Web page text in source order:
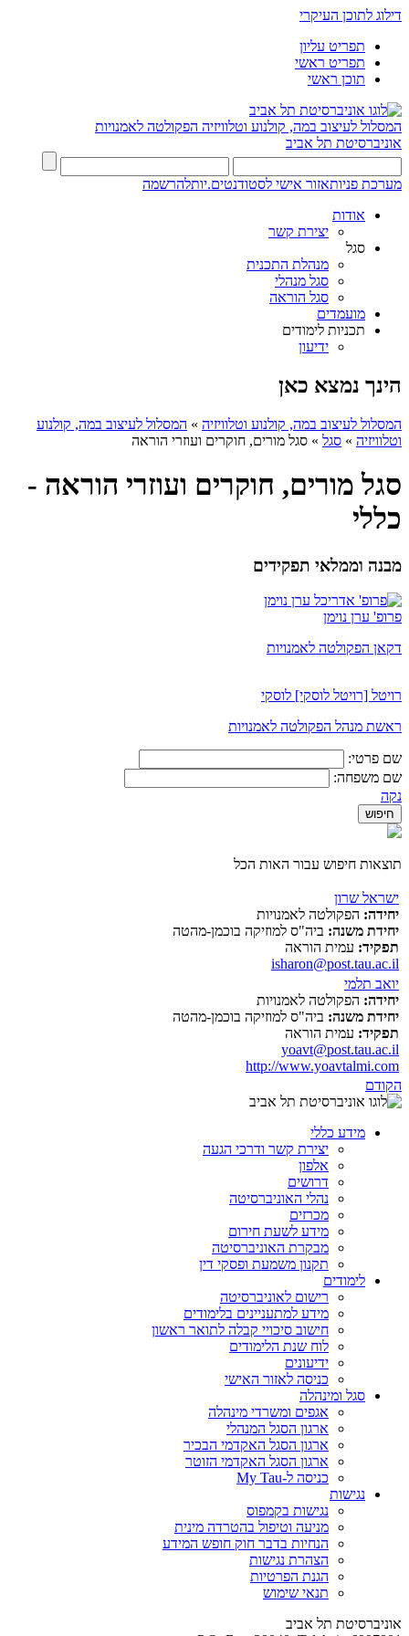
דילוג לתוכן העיקרי
תפריט עליון
תפריט ראשי
תוכן ראשי
המסלול לעיצוב במה, קולנוע וטלוויזיה הפקולטה לאמנויות
אוניברסיטת תל אביב
מערכת פניותאזור אישי לסטודנטים.יותלהרשמה
אודות
יצירת קשר
סגל
מנהלת התכנית
סגל מנהלי
סגל הוראה
מועמדים
תכניות לימודים
ידיעון
הינך נמצא כאן
המסלול לעיצוב במה, קולנוע וטלוויזיה » המסלול לעיצוב במה, קולנוע
וטלוויזיה » סגל » סגל מורים, חוקרים ועוזרי הוראה
סגל מורים, חוקרים ועוזרי הוראה -
כללי
מבנה וממלאי תפקידים
פרופ' ערן נוימן
דקאן הפקולטה לאמנויות
רויטל [רויטל לוסקי] לוסקי
ראשת מנהל הפקולטה לאמנויות
שם פרטי:
שם משפחה:
נקה
תוצאות חיפוש עבור האות הכל
ישראל שרון
יחידה: הפקולטה לאמנויות
יחידת משנה: ביה"ס למוזיקה בוכמן-מהטה
תפקיד: עמית הוראה
isharon@post.tau.ac.il
יואב תלמי
יחידה: הפקולטה לאמנויות
יחידת משנה: ביה"ס למוזיקה בוכמן-מהטה
תפקיד: עמית הוראה
yoavt@post.tau.ac.il
http://www.yoavtalmi.com
הקודם
מידע כללי
יצירת קשר ודרכי הגעה
אלפון
דרושים
נהלי האוניברסיטה
מכרזים
מידע לשעת חירום
מבקרת האוניברסיטה
תקנון משמעת ופסקי דין
לימודים
רישום לאוניברסיטה
מידע למתעניינים בלימודים
חישוב סיכויי קבלה לתואר ראשון
לוח שנת הלימודים
ידיעונים
כניסה לאזור האישי
סגל ומינהלה
אגפים ומשרדי מינהלה
ארגון הסגל המנהלי
ארגון הסגל האקדמי הבכיר
ארגון הסגל האקדמי הזוטר
כניסה ל-My Tau
נגישות
נגישות בקמפוס
מניעה וטיפול בהטרדה מינית
הנחיות בדבר חוק חופש המידע
הצהרת נגישות
הגנת הפרטיות
תנאי שימוש
אוניברסיטת תל אביב